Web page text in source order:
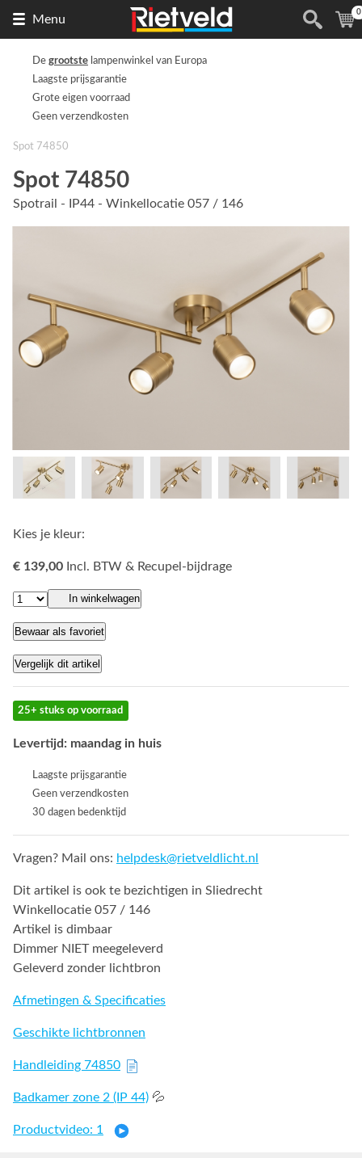
Menu
de
(
0
De grootste lampenwinkel van Europa
Laagste prijsgarantie
Grote eigen voorraad
Geen verzendkosten
Spot 74850
Spot 74850
Spotrail - IP44 - Winkellocatie 057 / 146
Kies je kleur:
€ 139,00 Incl. BTW & Recupel-bijdrage
In winkelwagen
Bewaar als favoriet
Vergelijk dit artikel
25+ stuks op voorraad
Levertijd: maandag in huis
Laagste prijsgarantie
Geen verzendkosten
30 dagen bedenktijd
Vragen? Mail ons: helpdesk@rietveldlicht.nl
Dit artikel is ook te bezichtigen in Sliedrecht
Winkellocatie 057 / 146
Artikel is dimbaar
Dimmer NIET meegeleverd
Geleverd zonder lichtbron
Afmetingen & Specificaties
Geschikte lichtbronnen
Handleiding 74850
Badkamer zone 2 (IP 44) 💦
Productvideo: 1